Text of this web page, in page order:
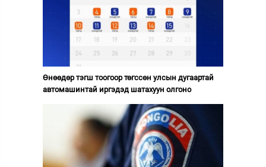
Өнөөдөр тэгш тоогоор төгссөн улсын дугаартай
автомашинтай иргэдэд шатахуун олгоно